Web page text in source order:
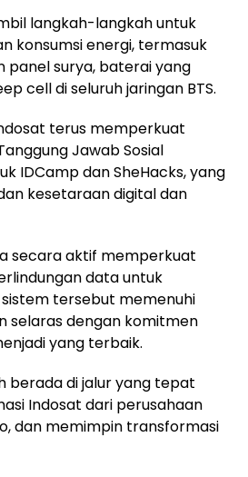
langkah-langkah untuk
konsumsi energi, termasuk
panel surya, baterai yang
cell di seluruh jaringan BTS.
terus memperkuat
Jawab Sosial
IDCamp dan SheHacks, yang
kesetaraan digital dan
secara aktif memperkuat
data untuk
tersebut memenuhi
selaras dengan komitmen
yang terbaik.
berada di jalur yang tepat
Indosat dari perusahaan
dan memimpin transformasi